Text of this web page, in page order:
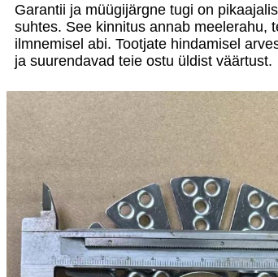
Garantii ja müügijärgne tugi on
suhtes. See kinnitus annab meelerahu,
ilmnemisel abi. Tootjate hindamisel
ja suurendavad teie ostu üldist väärtust.